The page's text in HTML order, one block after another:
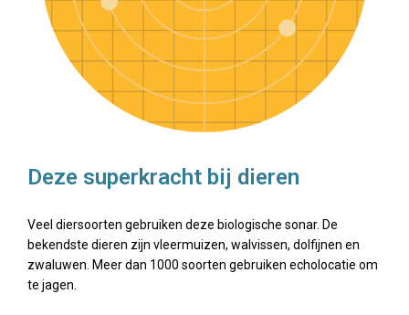
Deze superkracht bij dieren
Veel diersoorten gebruiken deze biologische sonar. De
bekendste dieren zijn vleermuizen, walvissen, dolfijnen en
zwaluwen. Meer dan 1000 soorten gebruiken echolocatie om
te jagen.